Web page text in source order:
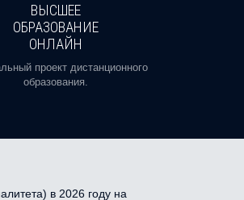
ВЫСШЕЕ
ОБРАЗОВАНИЕ
ОНЛАЙН
проект дистанционного
образования.
в 2026 году на